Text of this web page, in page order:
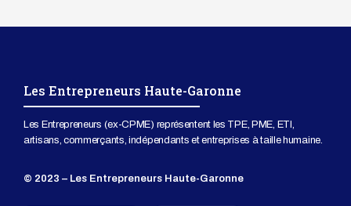
Les Entrepreneurs Haute-Garonne
Les Entrepreneurs (ex-CPME) représentent les TPE, PME, ETI,
artisans, commerçants, indépendants et entreprises à taille humaine.
© 2023 – Les Entrepreneurs Haute-Garonne